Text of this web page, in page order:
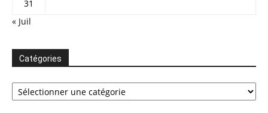
31
« Juil
Catégories
Catégories